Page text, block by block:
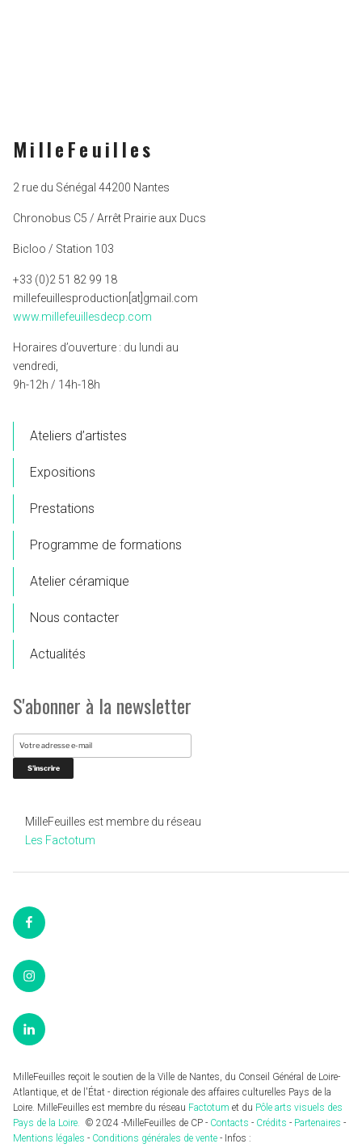
MilleFeuilles
2 rue du Sénégal 44200 Nantes
Chronobus C5 / Arrêt Prairie aux Ducs
Bicloo / Station 103
+33 (0)2 51 82 99 18
millefeuillesproduction[at]gmail.com
www.millefeuillesdecp.com
Horaires d’ouverture : du lundi au
vendredi,
9h-12h / 14h-18h
Ateliers d’artistes
Expositions
Prestations
Programme de formations
Atelier céramique
Nous contacter
Actualités
S'abonner à la newsletter
MilleFeuilles est membre du réseau
Les Factotum
Facebook
Instagram
LinkedIn
MilleFeuilles reçoit le soutien de la Ville de Nantes, du Conseil Général de Loire-
Atlantique, et de l'État - direction régionale des affaires culturelles Pays de la
Loire. MilleFeuilles est membre du réseau Factotum et du Pôle arts visuels des
Pays de la Loire. © 2024 -MilleFeuilles de CP - Contacts - Crédits - Partenaires -
Mentions légales - Conditions générales de vente - Infos :